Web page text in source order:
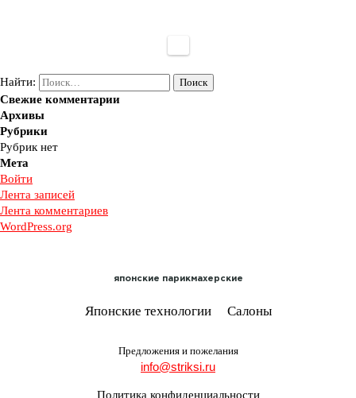
Найти:
Свежие комментарии
Архивы
Рубрики
Рубрик нет
Мета
Войти
Лента записей
Лента комментариев
WordPress.org
японские парикмахерские
Японские технологии Салоны
Предложения и пожелания
info@striksi.ru
Политика конфиденциальности